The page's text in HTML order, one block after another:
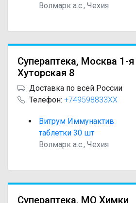
Волмарк а.с., Чехия
Супераптека, Москва 1-я
Хуторская 8
Доставка по всей России
Телефон: +749598833XX
Витрум Иммунактив
таблетки 30 шт
Волмарк а.с., Чехия
Супераптека, МО Химки